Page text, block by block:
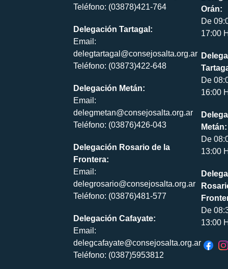
Teléfono: (03878)421-764
Delegación Tartagal:
Email:
delegtartagal@consejosalta.org.ar
Teléfono: (03873)422-648
Delegación Metán:
Email:
delegmetan@consejosalta.org.ar
Teléfono: (03876)426-043
Delegación Rosario de la
Frontera:
Email:
delegrosario@consejosalta.org.ar
Teléfono: (03876)481-577
Delegación Cafayate:
Email:
delegcafayate@consejosalta.org.ar
Teléfono: (0387)5953812
Orán:
De
17:00
De
16:00
Metán:
De
13:00
De
13:00